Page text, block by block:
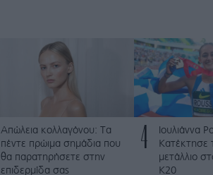
Απώλεια κολλαγόνου: Τα
πέντε πρώιμα σημάδια που
θα παρατηρήσετε στην
επιδερμίδα σας
4
Ιουλιάννα
Κατέκτησε
μετάλλιο
Κ20